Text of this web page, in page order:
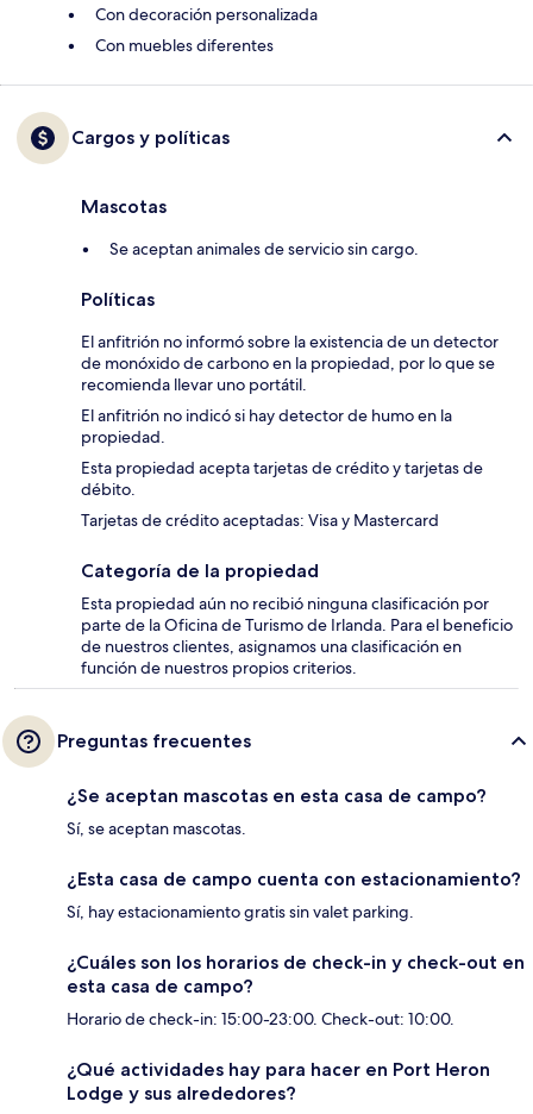
Con decoración personalizada
Con muebles diferentes
Cargos y políticas
Mascotas
Se aceptan animales de servicio sin cargo.
Políticas
El anfitrión no informó sobre la existencia de un detector
de monóxido de carbono en la propiedad, por lo que se
recomienda llevar uno portátil.
El anfitrión no indicó si hay detector de humo en la
propiedad.
Esta propiedad acepta tarjetas de crédito y tarjetas de
débito.
Tarjetas de crédito aceptadas: Visa y Mastercard
Categoría de la propiedad
Esta propiedad aún no recibió ninguna clasificación por
parte de la Oficina de Turismo de Irlanda. Para el beneficio
de nuestros clientes, asignamos una clasificación en
función de nuestros propios criterios.
Preguntas frecuentes
¿Se aceptan mascotas en esta casa de campo?
Sí, se aceptan mascotas.
¿Esta casa de campo cuenta con estacionamiento?
Sí, hay estacionamiento gratis sin valet parking.
¿Cuáles son los horarios de check-in y check-out en
esta casa de campo?
Horario de check-in: 15:00-23:00. Check-out: 10:00.
¿Qué actividades hay para hacer en Port Heron
Lodge y sus alrededores?